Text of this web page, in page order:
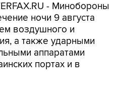
- Минобороны
ночи 9 августа
воздушного и
а также ударными
аппаратами
портах и в